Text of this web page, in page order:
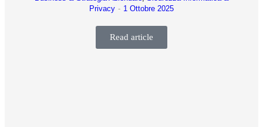
Privacy
1 Ottobre 2025
Read article